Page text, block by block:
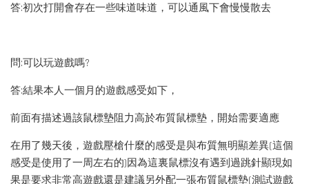
答:初次打開會存在一些味道味道，可以通風下會慢慢散去
問:可以玩遊戲嗎?
答:結果本人一個月的遊戲感受如下，
前面有描述過該鼠標墊阻力高於布質鼠標墊，開始需要適應
在用了幾天後，遊戲壓槍什麼的感受是與布質無明顯差異(這個
感受是使用了一周左右的)因為這裏鼠標沒有遇到過跳針顯現如
果是要求非常高遊戲還是建議另外配一張布質鼠標墊(測試遊戲